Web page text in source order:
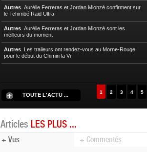
Autres Aurélie Ferreras et Jordan Mionzé confirment sur
le Tchimbé Raid Ultra
Autres Aurélie Ferreras et Jordan Mionzé sont les
meilleurs du moment
Autres Les traileurs ont rendez-vous au Morne-Rouge
pour le début du Chimin la Vi
TOUTE L'ACTU ... 1 2 3 4 5
Articles LES PLUS ...
+ Vus + Commentés